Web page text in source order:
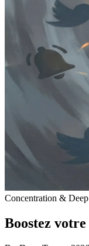
Concentration &
Boostez